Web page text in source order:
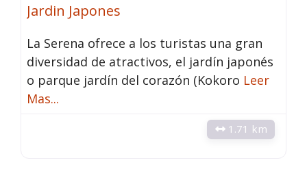
Jardin Japones
La Serena ofrece a los turistas una gran
diversidad de atractivos, el jardín japonés
o parque jardín del corazón (Kokoro Leer
Mas...
1.71 km